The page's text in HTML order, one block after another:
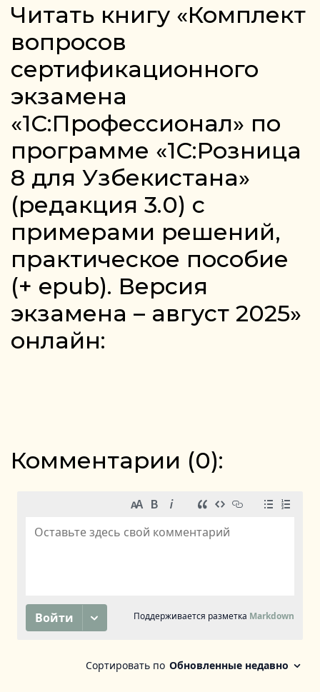
Читать книгу «Комплект
вопросов
сертификационного
экзамена
«1С:Профессионал» по
программе «1С:Розница
8 для Узбекистана»
(редакция 3.0) с
примерами решений,
практическое пособие
(+ epub). Версия
экзамена – август 2025»
онлайн:
Комментарии (0):